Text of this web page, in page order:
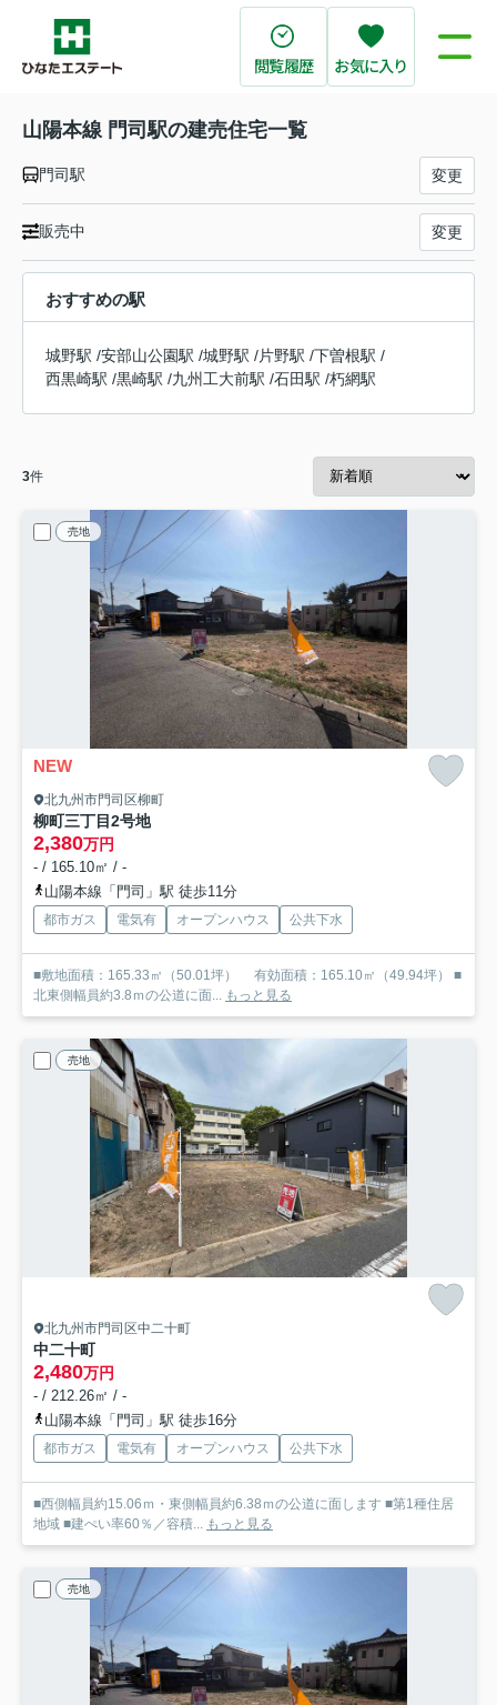
閲覧履歴 お気に入り
山陽本線 門司駅の建売住宅一覧
門司駅 変更
販売中 変更
おすすめの駅
城野駅 /安部山公園駅 /城野駅 /片野駅 /下曽根駅 /
西黒崎駅 /黒崎駅 /九州工大前駅 /石田駅 /朽網駅
3件
売地
NEW
北九州市門司区柳町
柳町三丁目2号地
2,380万円
- / 165.10㎡ / -
山陽本線「門司」駅 徒歩11分
都市ガス 電気有 オープンハウス 公共下水
■敷地面積：165.33㎡（50.01坪） 有効面積：165.10㎡（49.94坪） ■
北東側幅員約3.8ｍの公道に面...
もっと見る
売地
北九州市門司区中二十町
中二十町
2,480万円
- / 212.26㎡ / -
山陽本線「門司」駅 徒歩16分
都市ガス 電気有 オープンハウス 公共下水
■西側幅員約15.06ｍ・東側幅員約6.38ｍの公道に面します ■第1種住居
地域 ■建ぺい率60％／容積...
もっと見る
売地